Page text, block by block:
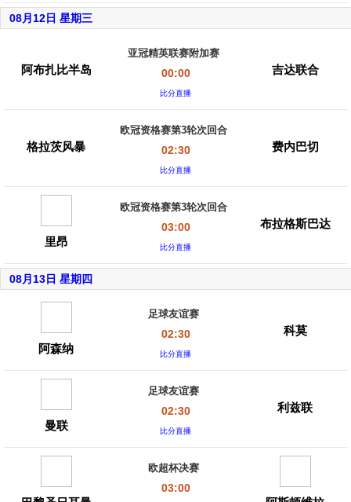
08月12日 星期三
阿布扎比半岛
亚冠精英联赛附加赛
00:00
比分直播
吉达联合
格拉茨风暴
欧冠资格赛第3轮次回合
02:30
比分直播
费内巴切
里昂
欧冠资格赛第3轮次回合
03:00
比分直播
布拉格斯巴达
08月13日 星期四
阿森纳
足球友谊赛
02:30
比分直播
科莫
曼联
足球友谊赛
02:30
比分直播
利兹联
欧超杯决赛
03:00